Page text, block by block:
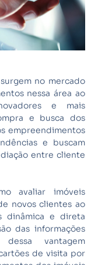
no mercado
nessa área ao
e mais
e busca dos
empreendimentos
e buscam
entre cliente
avaliar imóveis
novos clientes ao
dinâmica e direta
das informações
vantagem
de visita por